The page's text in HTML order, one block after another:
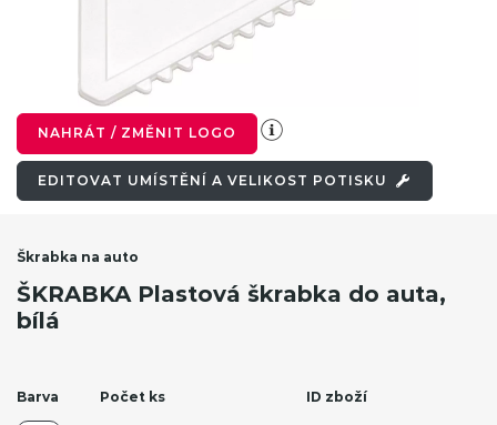
NAHRÁT / ZMĚNIT LOGO
EDITOVAT UMÍSTĚNÍ A VELIKOST POTISKU
Škrabka na auto
ŠKRABKA Plastová škrabka do auta,
bílá
Barva Počet ks ID zboží